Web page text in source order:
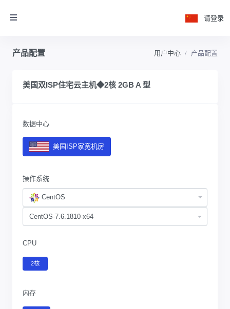
请登录
产品配置 用户中心 产品配置
美国双ISP住宅云主机◆2核 2GB A 型
数据中心
美国ISP家宽机房
操作系统
CentOS
CPU
2核
内存